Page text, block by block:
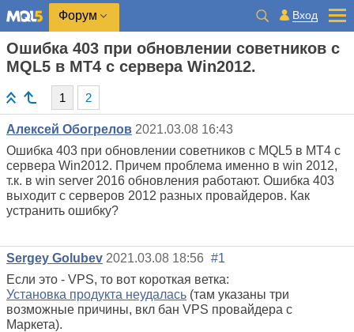
Форум Вход
Ошибка 403 при обновлении советников с
MQL5 в MT4 с сервера Win2012.
1 2
Алексей Обогрелов 2021.03.08 16:43
Ошибка 403 при обновлении советников с MQL5 в MT4 с
сервера Win2012. Причем проблема именно в win 2012,
т.к. в win server 2016 обновления работают. Ошибка 403
выходит с серверов 2012 разных провайдеров. Как
устранить ошибку?
Sergey Golubev 2021.03.08 18:56 #1
Если это - VPS, то вот короткая ветка:
Установка продукта неудалась (там указаны три
возможные причины, вкл бан VPS провайдера с
Маркета).